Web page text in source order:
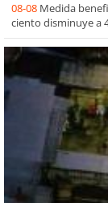
08-08 Medida
ciento disminuye a